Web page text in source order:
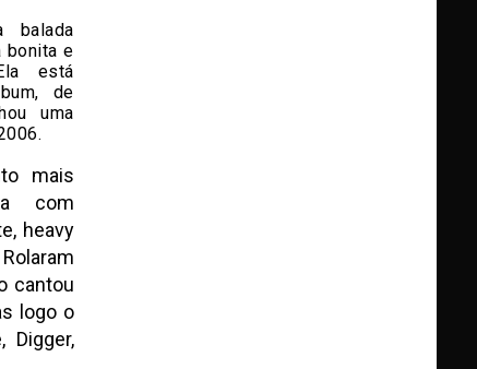
balada
bonita e
está
de
uma
mais
com
heavy
cantou
logo o
Digger,